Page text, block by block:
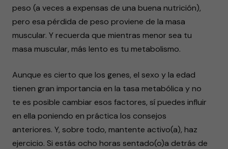
peso (a veces a expensas de una buena nutrición),
pero esa pérdida de peso proviene de la masa
muscular. Y recuerda que mientras menor sea tu
masa muscular, más lento es tu metabolismo.
Aunque es cierto que los genes, el sexo y la edad
tienen gran importancia en la tasa metabólica y no
te es posible cambiar esos factores, sí puedes influir
en ella poniendo en práctica los consejos
anteriores. Y, sobre todo, mantente activo(a), haz
ejercicio. Si estás ocho horas sentado(o)a detrás de